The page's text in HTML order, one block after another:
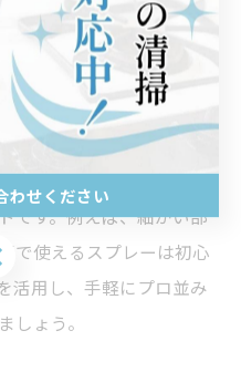
するには、専用のグッズ
ムとして、フィルター
ー、掃除機の細口ノズル
途やエアコンの形状に合
です。例えば、細かい部
で使えるスプレーは初心
活用し、手軽にプロ並み
しょう。
わせください
わせください